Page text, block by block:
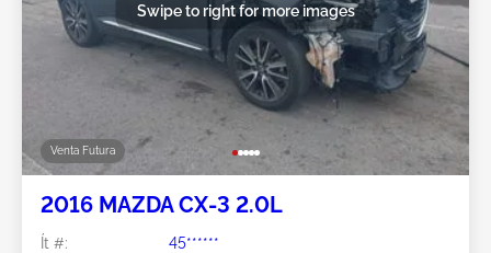
Venta Futura
Swipe to right for more images
2016 MAZDA CX-3 2.0L
Ít #:
45******